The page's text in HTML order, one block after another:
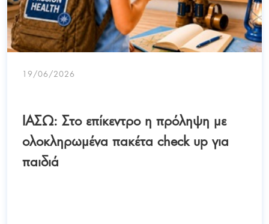
19/06/2026
ΙΑΣΩ: Στο επίκεντρο η πρόληψη με
ολοκληρωμένα πακέτα check up για
παιδιά